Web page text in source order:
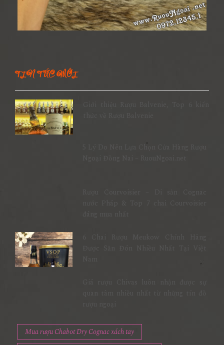
TIN TỨC MỚI
5 Lý Do Nên Lựa Chọn Cửa Hàng Rượu
Rượu Courvoisier – Di sản Cognac
6 Chai Rượu Meukow Chính Hãng
Mua rượu Chabot Dry Cognac xách tay